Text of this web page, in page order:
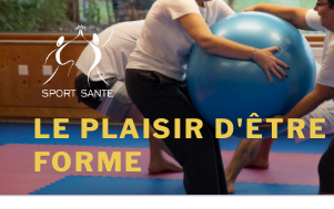
Aller
au
contenu
principal
LE PLAISIR D'ÊTRE
FORME